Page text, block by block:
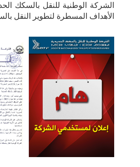
الشركة الوطنية للنقل بالسكك
الأهداف المسطرة لتطوير النقل